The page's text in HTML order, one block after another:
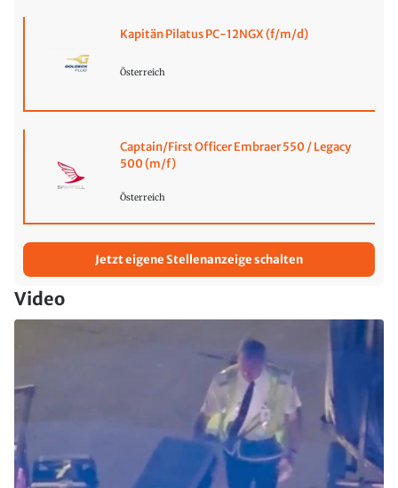
Kapitän Pilatus PC-12NGX (f/m/d)
Österreich
Captain/First Officer Embraer 550 / Legacy
500 (m/f)
Österreich
Jetzt eigene Stellenanzeige schalten
Video